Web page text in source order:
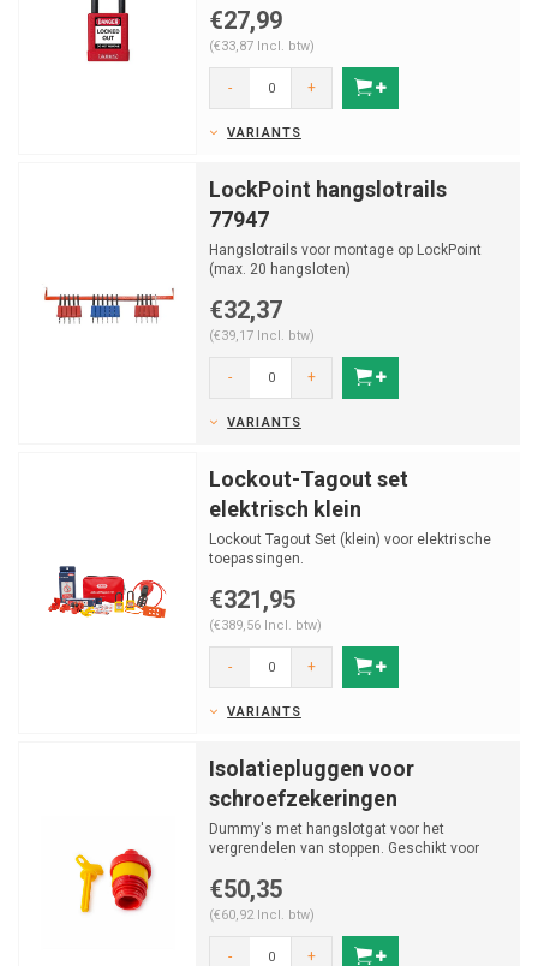
€27,99
(€33,87 Incl. btw)
- +
VARIANTS
LockPoint hangslotrails
77947
Hangslotrails voor montage op LockPoint
(max. 20 hangsloten)
€32,37
(€39,17 Incl. btw)
- +
VARIANTS
Lockout-Tagout set
elektrisch klein
Lockout Tagout Set (klein) voor elektrische
toepassingen.
€321,95
(€389,56 Incl. btw)
- +
VARIANTS
Isolatiepluggen voor
schroefzekeringen
Dummy's met hangslotgat voor het
vergrendelen van stoppen. Geschikt voor
€50,35
(€60,92 Incl. btw)
- +